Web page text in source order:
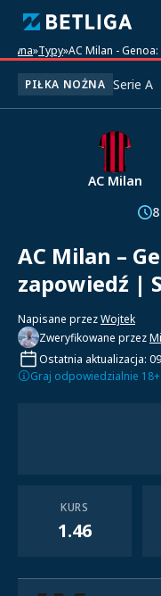
»Typy»AC Milan -
PIŁKA NOŻNA Serie A
AC Milan
AC Milan –
zapowiedź |
Napisane przezWojtek
Zweryfikowane przez
Ostatnia aktualizacja:
Graj odpowiedzialnie 18+
KURS
1.46